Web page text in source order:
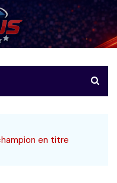
US
en titre